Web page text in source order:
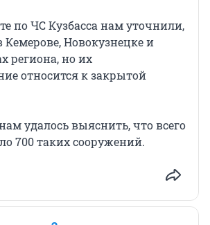
по ЧС Кузбасса нам уточнили,
Кемерове, Новокузнецке и
региона, но их
относится к закрытой
удалось выяснить, что всего
700 таких сооружений.